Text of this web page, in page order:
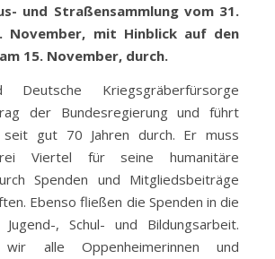
und Straßensammlung vom 31.
November, mit Hinblick auf den
15. November, durch.
Deutsche Kriegsgräberfürsorge
der Bundesregierung und führt
seit gut 70 Jahren durch. Er muss
Viertel für seine humanitäre
Spenden und Mitgliedsbeiträge
Ebenso fließen die Spenden in die
Jugend-, Schul- und Bildungsarbeit.
alle Oppenheimerinnen und